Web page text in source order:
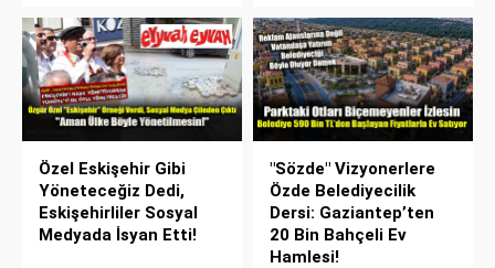
Özel Eskişehir Gibi
Yöneteceğiz Dedi,
Eskişehirliler Sosyal
Medyada İsyan Etti!
"Sözde" Vizyonerlere
Özde Belediyecilik
Dersi: Gaziantep’ten
20 Bin Bahçeli Ev
Hamlesi!